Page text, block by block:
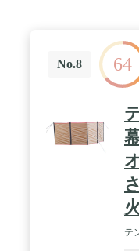
50×径12 cm）。
クトで入れやす
ます。 / 【目隠し
トのアーミーグ
一層高まります
久で長持ちです
り、小川張り、バ
どに最適。焚き
ーの使い合わせ
No.8 64
テ